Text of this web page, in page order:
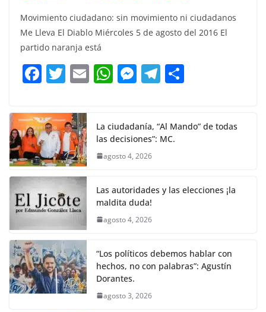
a
c
e
b
o
k
w
itt
er
m
ai
l
h
at
A
p
e
ss
n
g
el
e
gr
a
m
m
Movimiento ciudadano: sin movimiento ni ciudadanos
Me Lleva El Diablo Miércoles 5 de agosto del 2016 El
partido naranja está
F
a
c
e
b
o
o
k
T
w
itt
er
E
m
W
h
s
A
p
M
e
e
n
er
T
el
gr
a
p
La ciudadanía, “Al Mando” de todas
las decisiones”: MC.
agosto 4, 2026
Las autoridades y las elecciones ¡la
maldita duda!
agosto 4, 2026
“Los políticos debemos hablar con
hechos, no con palabras”: Agustín
Dorantes.
agosto 3, 2026